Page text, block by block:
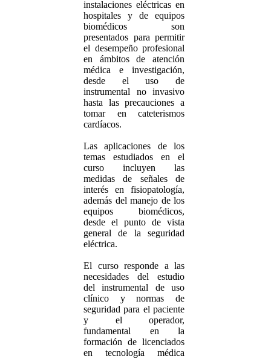
instalaciones eléctricas en
hospitales y de equipos
biomédicos son
presentados para permitir
el desempeño profesional
en ámbitos de atención
médica e investigación,
desde el uso de
instrumental no invasivo
hasta las precauciones a
tomar en cateterismos
cardíacos.
Las aplicaciones de los
temas estudiados en el
curso incluyen las
medidas de señales de
interés en fisiopatología,
además del manejo de los
equipos biomédicos,
desde el punto de vista
general de la seguridad
eléctrica.
El curso responde a las
necesidades del estudio
del instrumental de uso
clínico y normas de
seguridad para el paciente
y el operador,
fundamental en la
formación de licenciados
en tecnología médica